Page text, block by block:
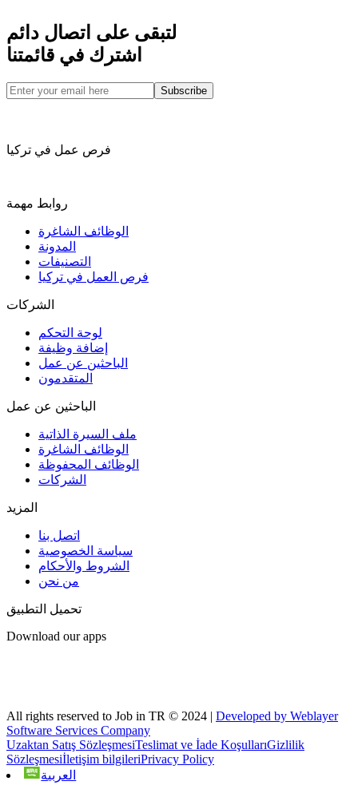
لتبقى على اتصال دائم
اشترك في قائمتنا
Subscribe
فرص عمل في تركيا
روابط مهمة
الوظائف الشاغرة
المدونة
التصنيفات
فرص العمل في تركيا
الشركات
لوحة التحكم
إضافة وظيفة
الباحثين عن عمل
المتقدمون
الباحثين عن عمل
ملف السيرة الذاتية
الوظائف الشاغرة
الوظائف المحفوظة
الشركات
المزيد
اتصل بنا
سياسة الخصوصية
الشروط والأحكام
من نحن
تحميل التطبيق
Download our apps
All rights reserved to Job in TR © 2024 | Developed by Weblayer
Software Services Company
Uzaktan Satış SözleşmesiTeslimat ve İade KoşullarıGizlilik
Sözleşmesiİletişim bilgileriPrivacy Policy
العربية